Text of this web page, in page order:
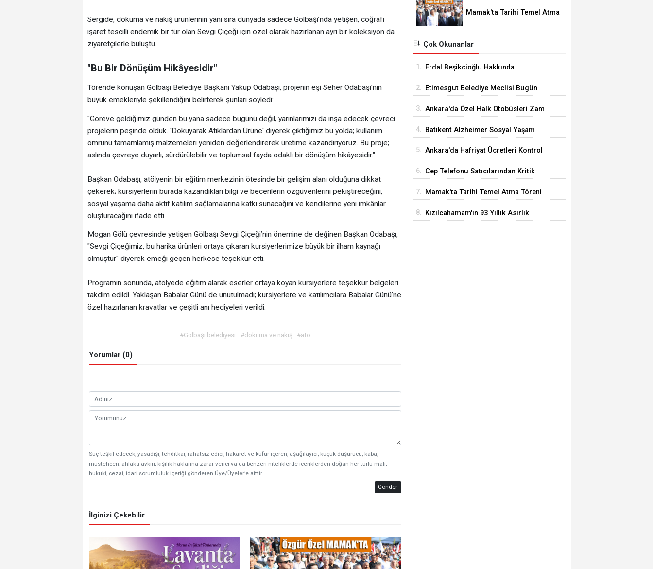
Sergide, dokuma ve nakış ürünlerinin yanı sıra dünyada sadece Gölbaşı’nda yetişen, coğrafi
işaret tescilli endemik bir tür olan Sevgi Çiçeği için özel olarak hazırlanan ayrı bir koleksiyon da
ziyaretçilerle buluştu.
"Bu Bir Dönüşüm Hikâyesidir"
Törende konuşan Gölbaşı Belediye Başkanı Yakup Odabaşı, projenin eşi Seher Odabaşı’nın
büyük emekleriyle şekillendiğini belirterek şunları söyledi:
"Göreve geldiğimiz günden bu yana sadece bugünü değil, yarınlarımızı da inşa edecek çevreci
projelerin peşinde olduk. 'Dokuyarak Atıklardan Ürüne' diyerek çıktığımız bu yolda; kullanım
ömrünü tamamlamış malzemeleri yeniden değerlendirerek üretime kazandırıyoruz. Bu proje;
aslında çevreye duyarlı, sürdürülebilir ve toplumsal fayda odaklı bir dönüşüm hikâyesidir."
Başkan Odabaşı, atölyenin bir eğitim merkezinin ötesinde bir gelişim alanı olduğuna dikkat
çekerek; kursiyerlerin burada kazandıkları bilgi ve becerilerin özgüvenlerini pekiştireceğini,
sosyal yaşama daha aktif katılım sağlamalarına katkı sunacağını ve kendilerine yeni imkânlar
oluşturacağını ifade etti.
Mogan Gölü çevresinde yetişen Gölbaşı Sevgi Çiçeği’nin önemine de değinen Başkan Odabaşı,
"Sevgi Çiçeğimiz, bu harika ürünleri ortaya çıkaran kursiyerlerimize büyük bir ilham kaynağı
olmuştur" diyerek emeği geçen herkese teşekkür etti.
Programın sonunda, atölyede eğitim alarak eserler ortaya koyan kursiyerlere teşekkür belgeleri
takdim edildi. Yaklaşan Babalar Günü de unutulmadı; kursiyerlere ve katılımcılara Babalar Günü’ne
özel hazırlanan kravatlar ve çeşitli anı hediyeleri verildi.
#Gölbaşı belediyesi #dokuma ve nakış #atö
Yorumlar (0)
Suç teşkil edecek, yasadışı, tehditkar, rahatsız edici, hakaret ve küfür içeren, aşağılayıcı, küçük düşürücü, kaba,
müstehcen, ahlaka aykırı, kişilik haklarına zarar verici ya da benzeri niteliklerde içeriklerden doğan her türlü mali,
hukuki, cezai, idari sorumluluk içeriği gönderen Üye/Üyeler’e aittir.
Gönder
İlginizi Çekebilir
Mamak'ta Tarihi Temel Atma
Çok Okunanlar
1. Erdal Beşikcioğlu Hakkında
2. Etimesgut Belediye Meclisi Bugün
3. Ankara'da Özel Halk Otobüsleri Zam
4. Batıkent Alzheimer Sosyal Yaşam
5. Ankara'da Hafriyat Ücretleri Kontrol
6. Cep Telefonu Satıcılarından Kritik
7. Mamak'ta Tarihi Temel Atma Töreni
8. Kızılcahamam'ın 93 Yıllık Asırlık